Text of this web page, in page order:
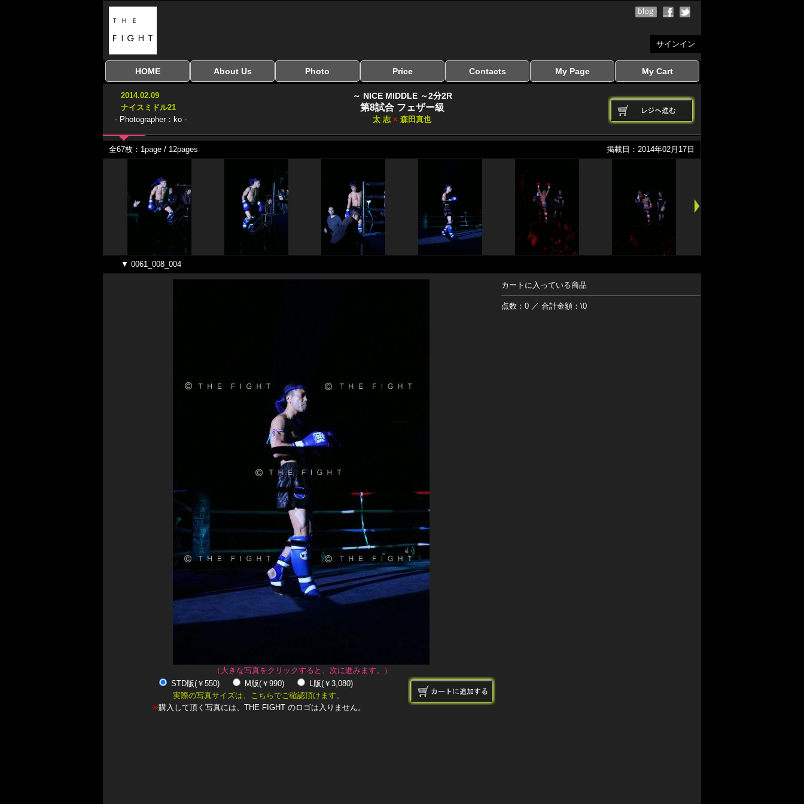
サインイン
HOME
全興行を表示
ナイスミドル
アマチュアキック
協議会
全日本学生キック
建武館キッズ大会
Bigbang
おやじファイト
About Us Photo Price
料金
お支払い方法
Contacts My Page My Cart
カートを見る
2014.02.09
ナイスミドル21
- Photographer：ko -
～ NICE MIDDLE ～2分2R
第8試合 フェザー級
太 志 × 森田真也
全67枚：1page / 12pages 掲載日：2014年02月17日
▼ 0061_008_004
（大きな写真をクリックすると、次に進みます。）
STD版(￥550)
M版(￥990)
L版(￥3,080)
実際の写真サイズは、こちらでご確認頂けます。
※購入して頂く写真には、THE FIGHT のロゴは入りません。
カートに入っている商品
点数：0 ／ 合計金額：\0